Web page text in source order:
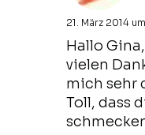
21. März 2014
Hallo Gina,
vielen
mich sehr
Toll, dass